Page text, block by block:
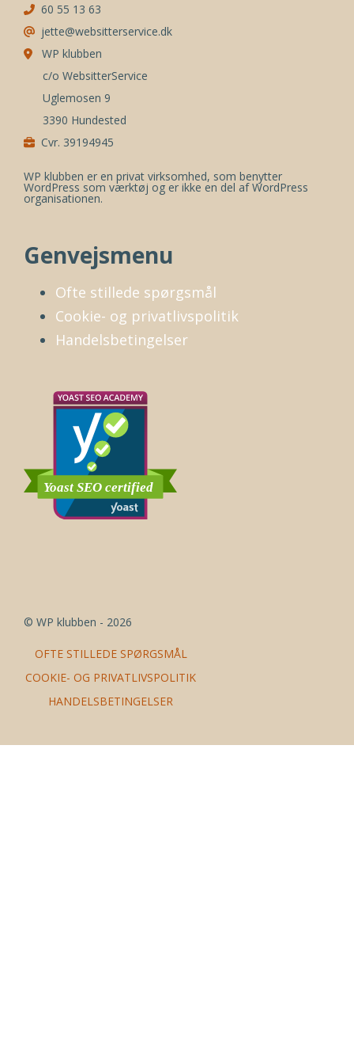
60 55 13 63
jette@websitterservice.dk
WP klubben
c/o WebsitterService
Uglemosen 9
3390 Hundested
Cvr. 39194945
WP klubben er en privat virksomhed, som benytter
WordPress som værktøj og er ikke en del af WordPress
organisationen.
Genvejsmenu
Ofte stillede spørgsmål
Cookie- og privatlivspolitik
Handelsbetingelser
© WP klubben - 2026
OFTE STILLEDE SPØRGSMÅL
COOKIE- OG PRIVATLIVSPOLITIK
HANDELSBETINGELSER